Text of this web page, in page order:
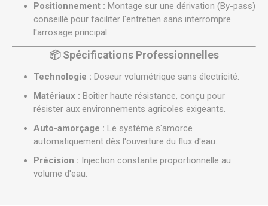
Positionnement : Montage sur une dérivation (By-pass)
conseillé pour faciliter l'entretien sans interrompre
l'arrosage principal.
📦 Spécifications Professionnelles
Technologie : Doseur volumétrique sans électricité.
Matériaux : Boîtier haute résistance, conçu pour
résister aux environnements agricoles exigeants.
Auto-amorçage : Le système s'amorce
automatiquement dès l'ouverture du flux d'eau.
Précision : Injection constante proportionnelle au
volume d'eau.